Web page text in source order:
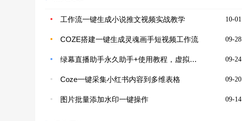
10-01
工作流一键生成小说推文视频实战教学
09-28
COZE搭建一键生成灵魂画手短视频工作流
09-24
绿幕直播助手永久助手+使用教程，虚拟背景墙/AI机器人/多机位5000+条素材
09-20
Coze一键采集小红书内容到多维表格
09-14
图片批量添加水印一键操作